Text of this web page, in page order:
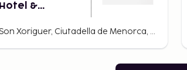
Hotel &
Son Xoriguer, Ciutadella de Menorca, Espanha